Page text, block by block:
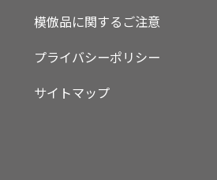
模倣品に関するご注意
プライバシーポリシー
サイトマップ